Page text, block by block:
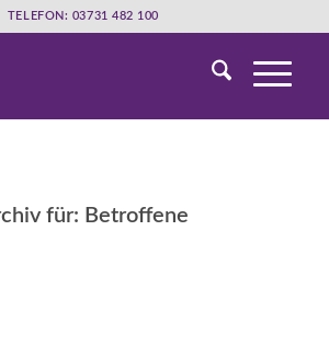
TELEFON: 03731 482 100
für: Betroffene